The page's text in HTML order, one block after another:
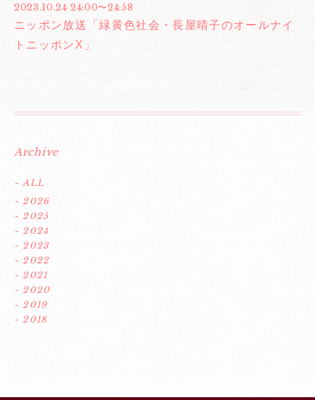
2023.10.24 24:00〜24:58
ニッポン放送「緑黄色社会・長屋晴子のオールナイ
トニッポンX」
Archive
- ALL
- 2026
- 2025
- 2024
- 2023
- 2022
- 2021
- 2020
- 2019
- 2018